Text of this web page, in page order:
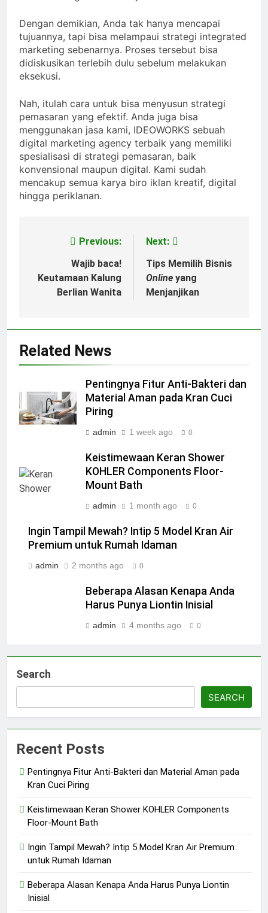
Dengan demikian, Anda tak hanya mencapai
tujuannya, tapi bisa melampaui strategi integrated
marketing sebenarnya. Proses tersebut bisa
didiskusikan terlebih dulu sebelum melakukan
eksekusi.
Nah, itulah cara untuk bisa menyusun strategi
pemasaran yang efektif. Anda juga bisa
menggunakan jasa kami, IDEOWORKS sebuah
digital marketing agency terbaik yang memiliki
spesialisasi di strategi pemasaran, baik
konvensional maupun digital. Kami sudah
mencakup semua karya biro iklan kreatif, digital
hingga periklanan.
navigation
Previous:
Wajib baca!
Keutamaan Kalung
Berlian Wanita
Next:
Tips Memilih Bisnis
Online yang
Menjanjikan
Related News
Pentingnya Fitur Anti-Bakteri dan
Material Aman pada Kran Cuci
Piring
admin 1 week ago 0
Keistimewaan Keran Shower
KOHLER Components Floor-
Mount Bath
admin 1 month ago 0
Ingin Tampil Mewah? Intip 5 Model Kran Air
Premium untuk Rumah Idaman
admin 2 months ago 0
Beberapa Alasan Kenapa Anda
Harus Punya Liontin Inisial
admin 4 months ago 0
Search
SEARCH
Recent Posts
Pentingnya Fitur Anti-Bakteri dan Material Aman pada
Kran Cuci Piring
Keistimewaan Keran Shower KOHLER Components
Floor-Mount Bath
Ingin Tampil Mewah? Intip 5 Model Kran Air Premium
untuk Rumah Idaman
Beberapa Alasan Kenapa Anda Harus Punya Liontin
Inisial